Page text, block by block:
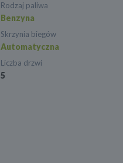
Rodzaj paliwa
Benzyna
Skrzynia biegów
Automatyczna
Liczba drzwi
5